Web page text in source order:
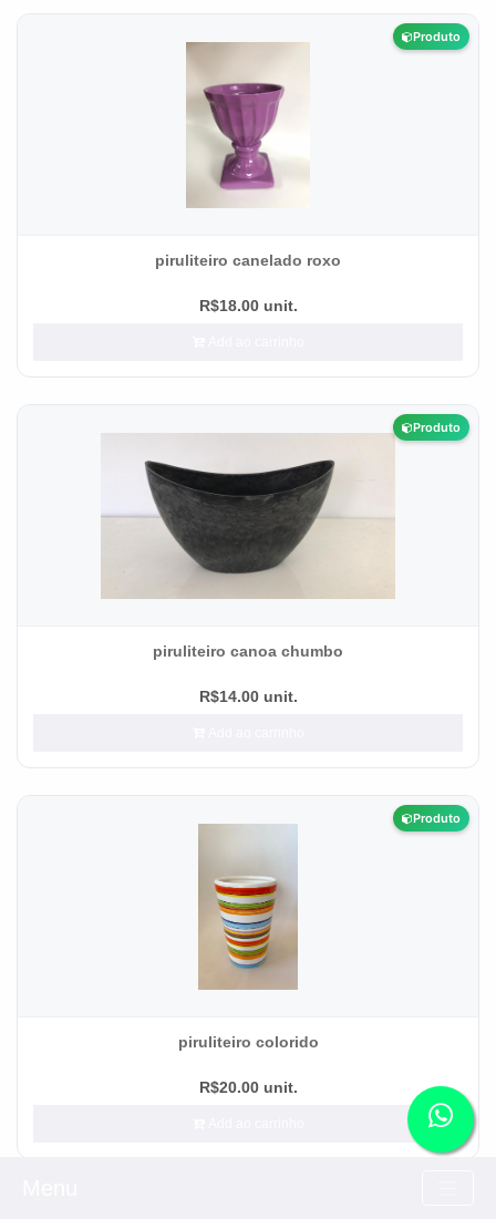
Produto
piruliteiro canelado roxo
R$18.00 unit.
Produto
piruliteiro canoa chumbo
R$14.00 unit.
Produto
piruliteiro colorido
R$20.00 unit.